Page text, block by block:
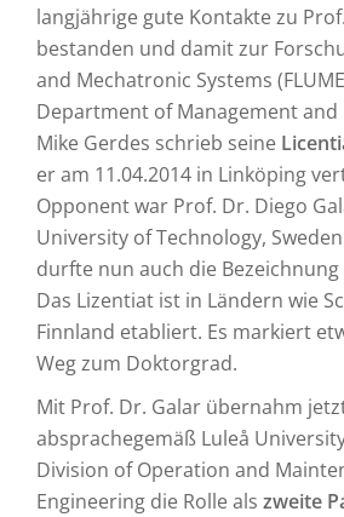
langjährige gute Kontakte zu
bestanden und damit zur
and Mechatronic Systems
Department of Management and
Mike Gerdes schrieb seine
er am 11.04.2014 in Linköping
Opponent war Prof. Dr. Diego
University of Technology,
durfte nun auch die Bezeichnung
Das Lizentiat ist in Ländern wie
Finnland etabliert. Es markiert
Weg zum Doktorgrad.
Mit Prof. Dr. Galar übernahm
absprachegemäß Luleå
Division of Operation and
Engineering die Rolle als zweite